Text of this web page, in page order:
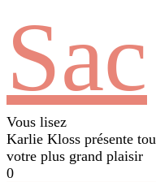
Sac
Vous lisez
Karlie Kloss présente
votre plus grand plaisir
0